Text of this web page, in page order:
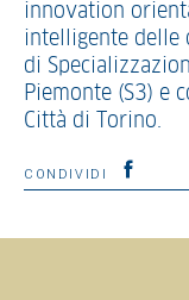
innovation
intelligente delle
di
Piemonte (S3) e
Città di Torino.
CONDIVIDI